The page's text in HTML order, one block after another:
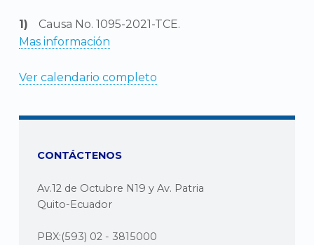
Causa No. 1095-2021-TCE.
Mas información
Ver calendario completo
CONTÁCTENOS
Av.12 de Octubre N19 y Av. Patria
Quito-Ecuador
PBX:(593) 02 - 3815000